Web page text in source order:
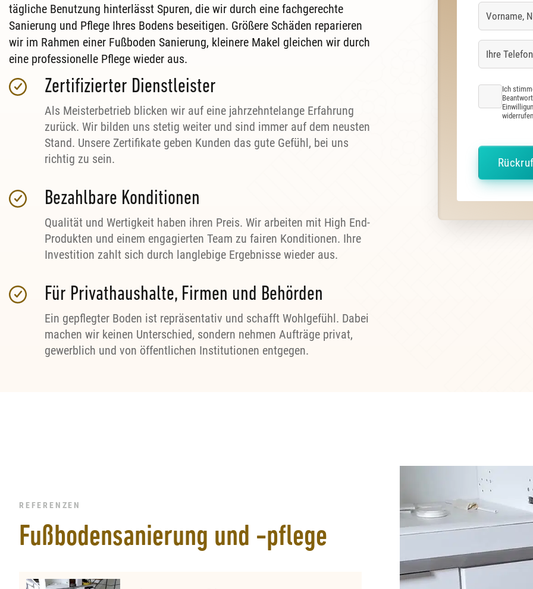
tägliche Benutzung hinterlässt Spuren, die wir durch eine fachgerechte
Sanierung und Pflege Ihres Bodens beseitigen. Größere Schäden reparieren
wir im Rahmen einer Fußboden Sanierung, kleinere Makel gleichen wir durch
eine professionelle Pflege wieder aus.
Zertifizierter Dienstleister
Als Meisterbetrieb blicken wir auf eine jahrzehntelange Erfahrung
zurück. Wir bilden uns stetig weiter und sind immer auf dem neusten
Stand. Unsere Zertifikate geben Kunden das gute Gefühl, bei uns
richtig zu sein.
Bezahlbare Konditionen
Qualität und Wertigkeit haben ihren Preis. Wir arbeiten mit High End-
Produkten und einem engagierten Team zu fairen Konditionen. Ihre
Investition zahlt sich durch langlebige Ergebnisse wieder aus.
Für Privathaushalte, Firmen und Behörden
Ein gepflegter Boden ist repräsentativ und schafft Wohlgefühl. Dabei
machen wir keinen Unterschied, sondern nehmen Aufträge privat,
gewerblich und von öffentlichen Institutionen entgegen.
Ich
REFERENZEN
Fußbodensanierung und -pflege